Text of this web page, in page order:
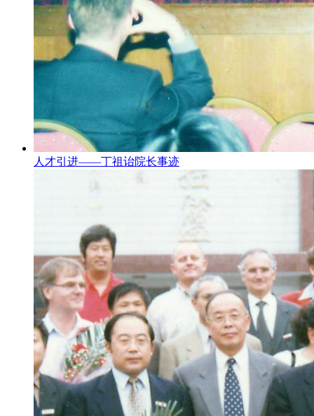
人才引进——丁祖诒院长事迹